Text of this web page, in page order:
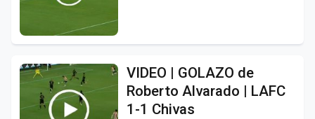
VIDEO | GOLAZO de
Roberto Alvarado | LAFC
1-1 Chivas